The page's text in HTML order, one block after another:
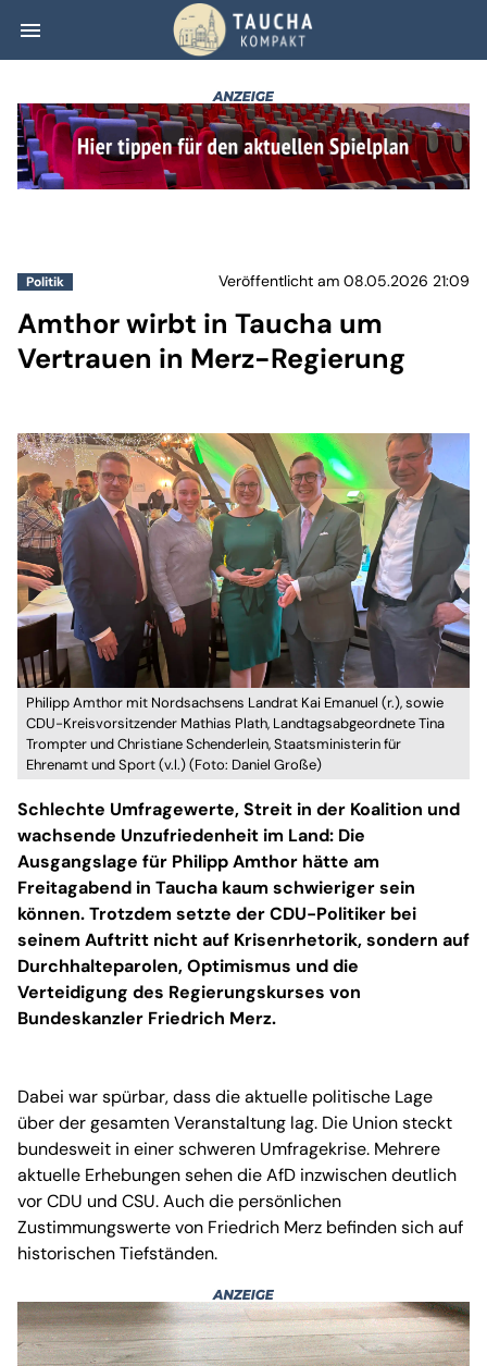
menu Amthor wirbt in
Politik Veröffentlicht am 08.05.2026 21:09
Amthor wirbt in Taucha um
Vertrauen in Merz-Regierung
Philipp Amthor mit Nordsachsens Landrat Kai Emanuel (r.), sowie
CDU-Kreisvorsitzender Mathias Plath, Landtagsabgeordnete Tina
Trompter und Christiane Schenderlein, Staatsministerin für
Ehrenamt und Sport (v.l.) (Foto: Daniel Große)
Schlechte Umfragewerte, Streit in der Koalition und
wachsende Unzufriedenheit im Land: Die
Ausgangslage für Philipp Amthor hätte am
Freitagabend in Taucha kaum schwieriger sein
können. Trotzdem setzte der CDU-Politiker bei
seinem Auftritt nicht auf Krisenrhetorik, sondern auf
Durchhalteparolen, Optimismus und die
Verteidigung des Regierungskurses von
Bundeskanzler Friedrich Merz.
Dabei war spürbar, dass die aktuelle politische Lage
über der gesamten Veranstaltung lag. Die Union steckt
bundesweit in einer schweren Umfragekrise. Mehrere
aktuelle Erhebungen sehen die AfD inzwischen deutlich
vor CDU und CSU. Auch die persönlichen
Zustimmungswerte von Friedrich Merz befinden sich auf
historischen Tiefständen.